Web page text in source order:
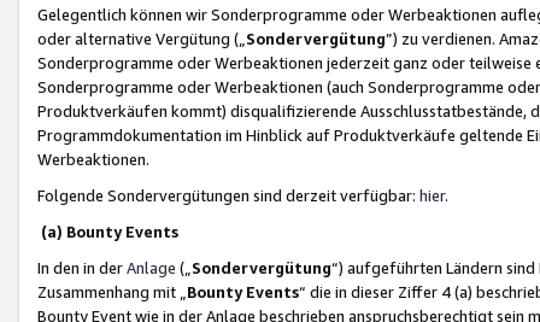
Gelegentlich können wir Sonderprogramme oder Werbeaktionen
oder alternative Vergütung („ Sondervergütung”) zu verdienen.
Sonderprogramme oder Werbeaktionen jederzeit ganz oder
Sonderprogramme oder Werbeaktionen (auch Sonderprogramme
Produktverkäufen kommt) disqualifizierende Ausschlusstatbestände,
Programmdokumentation im Hinblick auf Produktverkäufe geltende
Werbeaktionen.
Folgende Sondervergütungen sind derzeit verfügbar: hier.
(a) Bounty Events
In den in derAnlage („ Sondervergütung“) aufgeführten Ländern
Zusammenhang mit „ Bounty Events“ die in dieser Ziffer 4 (a)
Bounty Event wie in der Anlage beschrieben anspruchsberechtigt sein